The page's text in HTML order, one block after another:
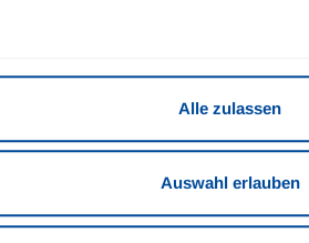
Alle zulassen
Auswahl erlauben
ruhige
ruhig, verfügt jedoch nicht
besonders ruhige